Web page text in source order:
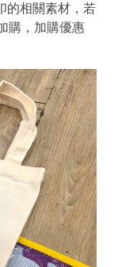
的相關素材，若
購，加購優惠